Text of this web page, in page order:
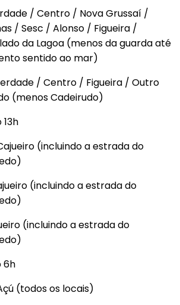
/ Centro / Nova Grussaí /
/ Sesc / Alonso / Figueira /
da Lagoa (menos da guarda até
sentido ao mar)
/ Centro / Figueira / Outro
(menos Cadeirudo)
(incluindo a estrada do
(incluindo a estrada do
(incluindo a estrada do
6h
(todos os locais)